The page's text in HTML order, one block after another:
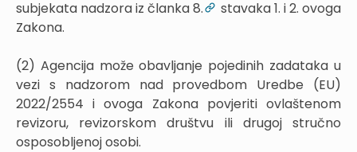
subjekata nadzora iz članka 8.
stavaka 1. i 2. ovoga
Zakona.
(2) Agencija može obavljanje pojedinih zadataka u
vezi s nadzorom nad provedbom Uredbe (EU)
2022/2554 i ovoga Zakona povjeriti ovlaštenom
revizoru, revizorskom društvu ili drugoj stručno
osposobljenoj osobi.